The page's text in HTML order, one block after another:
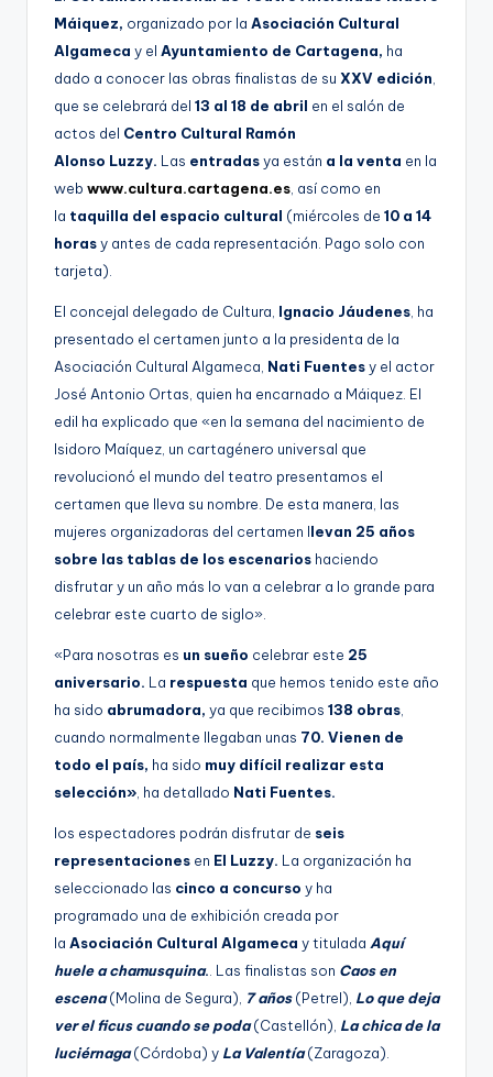
Máiquez, organizado por la Asociación Cultural
Algameca y el Ayuntamiento de Cartagena, ha
dado a conocer las obras finalistas de su XXV edición
que se celebrará del 13 al 18 de abril en el salón de
actos del Centro Cultural Ramón
Alonso Luzzy. Las entradasya están a la venta en la
web www.cultura.cartagena.es , así como en
la taquilla del espacio cultural (miércoles de 10 a 14
horasy antes de cada representación. Pago solo con
tarjeta).
El concejal delegado de Cultura, Ignacio Jáudenes , ha
presentado el certamen junto a la presidenta de la
Asociación Cultural Algameca, Nati Fuentesy el actor
José Antonio Ortas, quien ha encarnado a Máiquez. El
edil ha explicado que «en la semana del nacimiento de
Isidoro Maíquez, un cartagénero universal que
revolucionó el mundo del teatro presentamos el
certamen que lleva su nombre. De esta manera, las
mujeres organizadoras del certamen llevan 25 años
sobre las tablas de los escenarios haciendo
disfrutar y un año más lo van a celebrar a lo grande para
celebrar este cuarto de siglo».
«Para nosotras es un sueño celebrar este 25
aniversario. La respuesta que hemos tenido este año
ha sido abrumadora, ya que recibimos 138 obras
cuando normalmente llegaban unas 70. Vienen de
todo el país, ha sido muy difícil realizar esta
selección» , ha detallado Nati Fuentes.
los espectadores podrán disfrutar de seis
representaciones en El Luzzy. La organización ha
seleccionado las cinco a concurso y ha
programado una de exhibición creada por
la Asociación Cultural Algameca y titulada Aquí
huele a chamusquina. . Las finalistas son Caos en
escena(Molina de Segura), 7 años(Petrel), Lo que deja
ver el ficus cuando se poda(Castellón), La chica de la
luciérnaga(Córdoba) y La Valentía(Zaragoza).